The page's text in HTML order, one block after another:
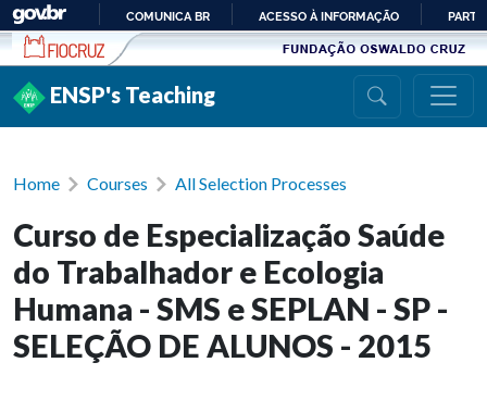
Ir para conteúdo
PARA
COMUNICA BR ACESSO À INFORMAÇÃO
ENSP's Teaching
Home Courses All Selection Processes
Curso de Especialização Saúde
do Trabalhador e Ecologia
Humana - SMS e SEPLAN - SP -
SELEÇÃO DE ALUNOS - 2015